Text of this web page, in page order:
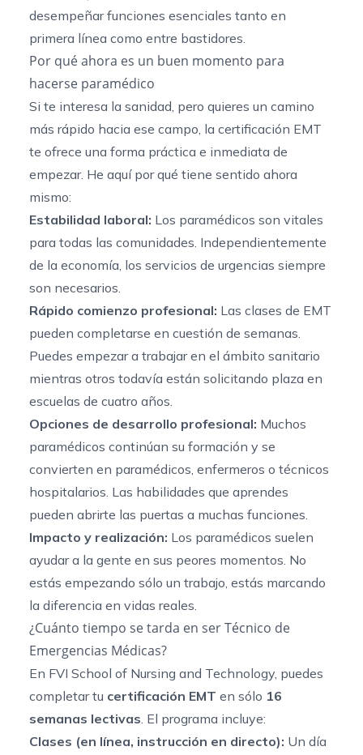
desempeñar funciones esenciales tanto en
primera línea como entre bastidores.
Por qué ahora es un buen momento para
hacerse paramédico
Si te interesa la sanidad, pero quieres un camino
más rápido hacia ese campo, la certificación EMT
te ofrece una forma práctica e inmediata de
empezar. He aquí por qué tiene sentido ahora
mismo:
Estabilidad laboral: Los paramédicos son vitales
para todas las comunidades. Independientemente
de la economía, los servicios de urgencias siempre
son necesarios.
Rápido comienzo profesional: Las clases de EMT
pueden completarse en cuestión de semanas.
Puedes empezar a trabajar en el ámbito sanitario
mientras otros todavía están solicitando plaza en
escuelas de cuatro años.
Opciones de desarrollo profesional: Muchos
paramédicos continúan su formación y se
convierten en paramédicos, enfermeros o técnicos
hospitalarios. Las habilidades que aprendes
pueden abrirte las puertas a muchas funciones.
Impacto y realización: Los paramédicos suelen
ayudar a la gente en sus peores momentos. No
estás empezando sólo un trabajo, estás marcando
la diferencia en vidas reales.
¿Cuánto tiempo se tarda en ser Técnico de
Emergencias Médicas?
En FVI School of Nursing and Technology, puedes
completar tu certificación EMT en sólo 16
semanas lectivas. El programa incluye:
Clases (en línea, instrucción en directo): Un día